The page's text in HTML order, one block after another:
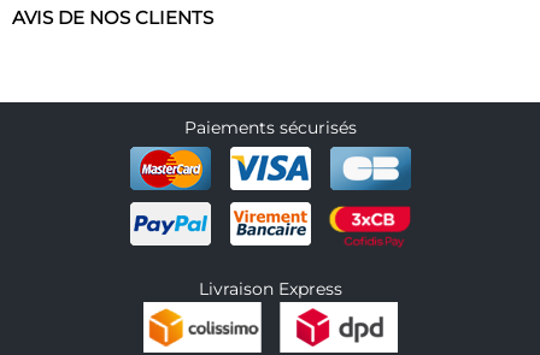
AVIS DE NOS CLIENTS
Paiements sécurisés
Livraison Express